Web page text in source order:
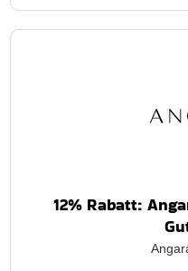
12% Rabatt: